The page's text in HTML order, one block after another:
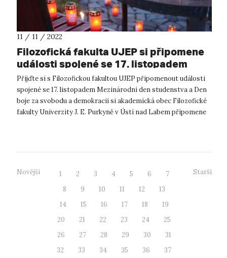
11 / 11 / 2022
Filozofická fakulta UJEP si připomene
události spojené se 17. listopadem
Přijďte si s Filozofickou fakultou UJEP připomenout události
spojené se 17. listopadem Mezinárodní den studenstva a Den
boje za svobodu a demokracii si akademická obec Filozofické
fakulty Univerzity J. E. Purkyně v Ústí nad Labem připomene
Novější 1 2 3 4 5 6
7
8
9 10 11 12
13
14
15 16 17 18
19
20
21 22 23 24
25
26
27 28 29 30
31
32
33 34 35 36 37
Starší